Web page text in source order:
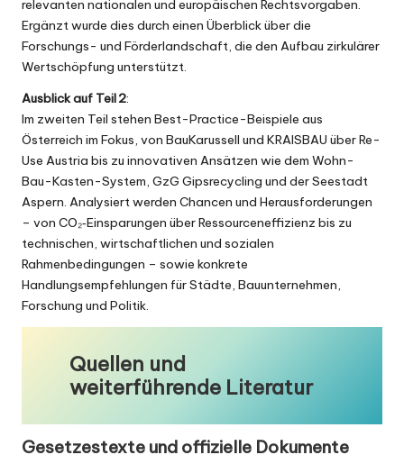
relevanten nationalen und europäischen Rechtsvorgaben.
Ergänzt wurde dies durch einen Überblick über die
Forschungs- und Förderlandschaft, die den Aufbau zirkulärer
Wertschöpfung unterstützt.
Ausblick auf Teil 2:
Im zweiten Teil stehen Best-Practice-Beispiele aus
Österreich im Fokus, von BauKarussell und KRAISBAU über Re-
Use Austria bis zu innovativen Ansätzen wie dem Wohn-
Bau-Kasten-System, GzG Gipsrecycling und der Seestadt
Aspern. Analysiert werden Chancen und Herausforderungen
– von CO₂‑Einsparungen über Ressourceneffizienz bis zu
technischen, wirtschaftlichen und sozialen
Rahmenbedingungen – sowie konkrete
Handlungsempfehlungen für Städte, Bauunternehmen,
Forschung und Politik.
Quellen und
weiterführende Literatur
Gesetzestexte und offizielle Dokumente